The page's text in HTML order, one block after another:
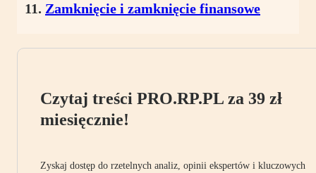
Zamknięcie i zamknięcie finansowe
Czytaj treści PRO.RP.PL za 39 zł
miesięcznie!
Zyskaj dostęp do rzetelnych analiz, opinii ekspertów i kluczowych